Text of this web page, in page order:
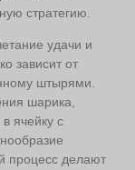
стратегию.
удачи и
зависит от
штырями.
шарика,
ячейку с
процесс делают